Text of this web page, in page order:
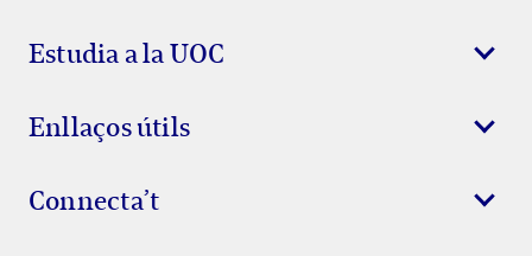
Estudia a la UOC
Enllaços útils
Connecta’t